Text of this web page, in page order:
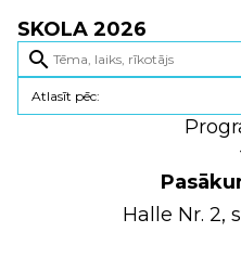
SKOLA 2026
search
Halle Nr. 2,